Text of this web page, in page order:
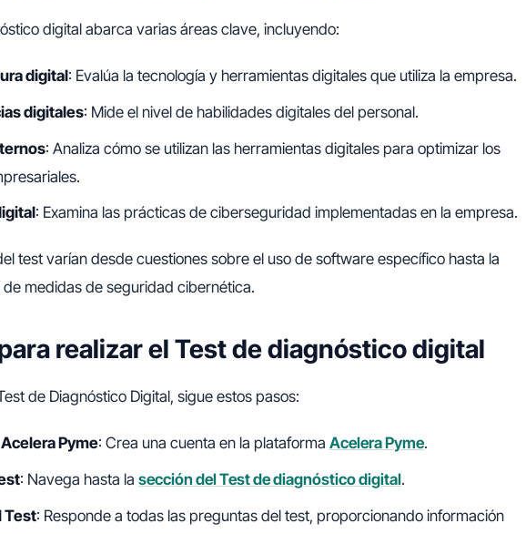
digital abarca varias áreas clave, incluyendo:
digital: Evalúa la tecnología y herramientas digitales que utiliza la empresa.
digitales: Mide el nivel de habilidades digitales del personal.
: Analiza cómo se utilizan las herramientas digitales para optimizar los
: Examina las prácticas de ciberseguridad implementadas en la empresa.
test varían desde cuestiones sobre el uso de software específico hasta la
medidas de seguridad cibernética.
realizar el Test de diagnóstico digital
de Diagnóstico Digital, sigue estos pasos:
Pyme: Crea una cuenta en la plataforma Acelera Pyme.
: Navega hasta la sección del Test de diagnóstico digital.
Test: Responde a todas las preguntas del test, proporcionando información